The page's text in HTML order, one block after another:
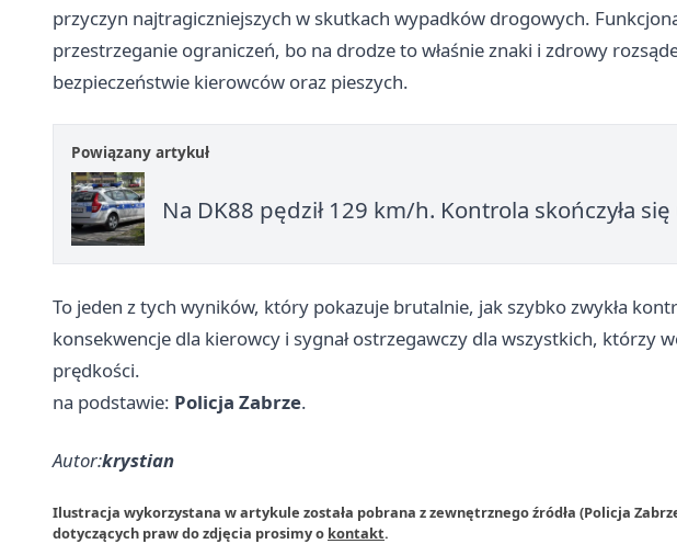
przyczyn najtragiczniejszych w skutkach wypadków drogowych.
przestrzeganie ograniczeń, bo na drodze to właśnie znaki i zdrowy
bezpieczeństwie kierowców oraz pieszych.
Powiązany artykuł
Na DK88 pędził 129 km/h. Kontrola skończyła
To jeden z tych wyników, który pokazuje brutalnie, jak szybko zwykła
konsekwencje dla kierowcy i sygnał ostrzegawczy dla wszystkich, którzy
prędkości.
na podstawie: Policja Zabrze.
Autor:krystian
Ilustracja wykorzystana w artykule została pobrana z zewnętrznego źródła (Policja
dotyczących praw do zdjęcia prosimy o kontakt.